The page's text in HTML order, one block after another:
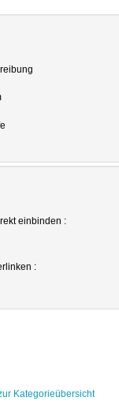
einbinden :
:
Kategorieübersicht